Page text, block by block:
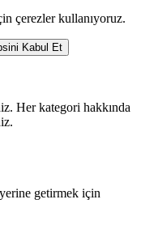
çerezler kullanıyoruz.
Kabul Et
Her kategori hakkında
getirmek için